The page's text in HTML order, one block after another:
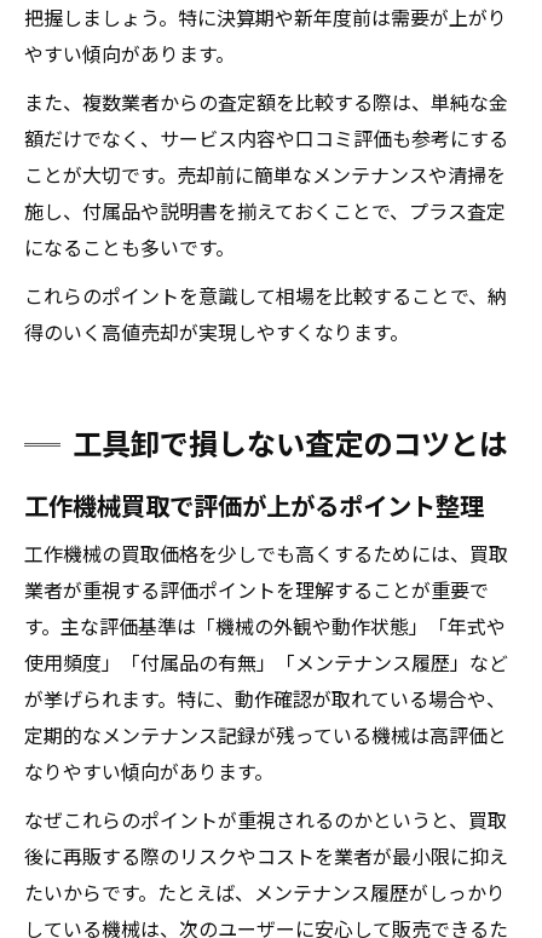
把握しましょう。特に決算期や新年度前は需要が上がり
やすい傾向があります。
また、複数業者からの査定額を比較する際は、単純な金
額だけでなく、サービス内容や口コミ評価も参考にする
ことが大切です。売却前に簡単なメンテナンスや清掃を
施し、付属品や説明書を揃えておくことで、プラス査定
になることも多いです。
これらのポイントを意識して相場を比較することで、納
得のいく高値売却が実現しやすくなります。
工具卸で損しない査定のコツとは
工作機械買取で評価が上がるポイント整理
工作機械の買取価格を少しでも高くするためには、買取
業者が重視する評価ポイントを理解することが重要で
す。主な評価基準は「機械の外観や動作状態」「年式や
使用頻度」「付属品の有無」「メンテナンス履歴」など
が挙げられます。特に、動作確認が取れている場合や、
定期的なメンテナンス記録が残っている機械は高評価と
なりやすい傾向があります。
なぜこれらのポイントが重視されるのかというと、買取
後に再販する際のリスクやコストを業者が最小限に抑え
たいからです。たとえば、メンテナンス履歴がしっかり
している機械は、次のユーザーに安心して販売できるた